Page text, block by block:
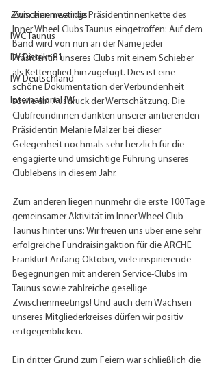
Zwischenmeetings
IWC Taunus
IW Distrikt 81
IW Deutschland
International IW
Zum einen war die Präsidentinnenkette des
Inner Wheel Clubs Taunus eingetroffen: Auf dem
Band wird von nun an der Name jeder
Präsidentin unseres Clubs mit einem Schieber
als Kettenglied hinzugefügt. Dies ist eine
schöne Dokumentation der Verbundenheit
sowie ein Ausdruck der Wertschätzung. Die
Clubfreundinnen dankten unserer amtierenden
Präsidentin Melanie Mälzer bei dieser
Gelegenheit nochmals sehr herzlich für die
engagierte und umsichtige Führung unseres
Clublebens in diesem Jahr.
Zum anderen liegen nunmehr die erste 100 Tage
gemeinsamer Aktivität im Inner Wheel Club
Taunus hinter uns: Wir freuen uns über eine sehr
erfolgreiche Fundraisingaktion für die ARCHE
Frankfurt Anfang Oktober, viele inspirierende
Begegnungen mit anderen Service-Clubs im
Taunus sowie zahlreiche gesellige
Zwischenmeetings! Und auch dem Wachsen
unseres Mitgliederkreises dürfen wir positiv
entgegenblicken.
Ein dritter Grund zum Feiern war schließlich die